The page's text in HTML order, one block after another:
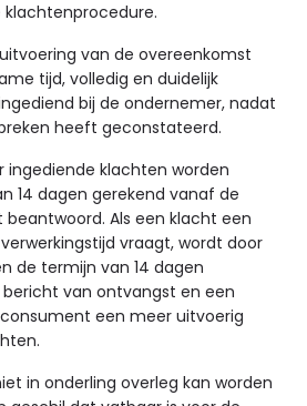
van de overeenkomst
tijd, volledig en duidelijk
bij de ondernemer, nadat
heeft geconstateerd.
klachten worden
14 dagen gerekend vanaf de
Als een klacht een
vraagt, wordt door
de termijn van 14 dagen
van ontvangst en een
een meer uitvoerig
in onderling overleg kan worden